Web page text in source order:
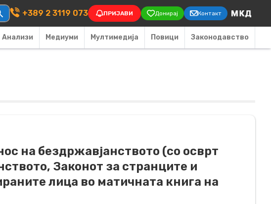
+389 2 3119 073 ПРИЈАВИ Донирај Контакт
Анализи Медиуми Мултимедија Повици Законодавство
на бездржавјанството (со осврт
Законот за странците и
лица во матичната книга на